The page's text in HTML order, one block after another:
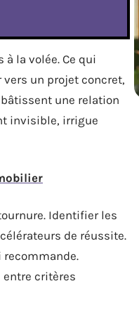
la volée. Ce qui
un projet concret,
bâtissent une relation
invisible, irrigue
Identifier les
de réussite.
recommande.
entre critères